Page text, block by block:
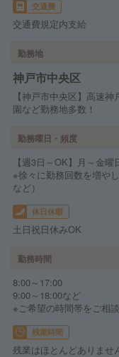
交通費
交通費規定内支給
勤務地
神戸市中央区
【神戸市中央区】高速
園など勤務地多数！
勤務曜日・頻度
【週3日～OK】月～金
※徐々に勤務回数を増や
など）
休日休暇
土日祝日休みOK
勤務時間
8:00～17:00
9:00～18:00など
※ご希望の時間帯をご相談
残業時間
残業はほとんどありませ